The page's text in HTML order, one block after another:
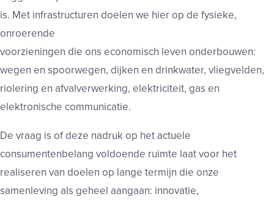
is. Met infrastructuren doelen we hier op de fysieke,
onroerende
voorzieningen die ons economisch leven onderbouwen:
wegen en spoorwegen, dijken en drinkwater, vliegvelden,
riolering en afvalverwerking, elektriciteit, gas en
elektronische communicatie.
De vraag is of deze nadruk op het actuele
consumentenbelang voldoende ruimte laat voor het
realiseren van doelen op lange termijn die onze
samenleving als geheel aangaan: innovatie,